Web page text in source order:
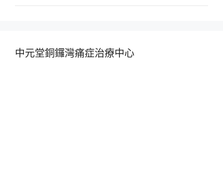
中元堂銅鑼灣痛症治療中心